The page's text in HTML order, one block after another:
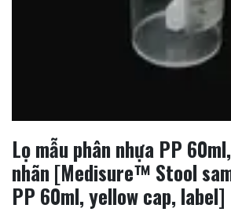
Lọ mẫu phân nhựa PP
nhãn [Medisure™ Stool
PP 60ml, yellow cap, label]